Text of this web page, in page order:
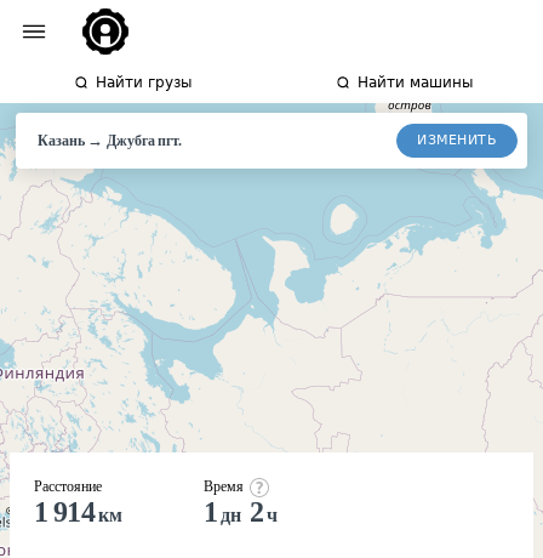
Найти грузы Найти машины
Казань→Джубгапгт. ИЗМЕНИТЬ
Расстояние
1 914км
Время
1 дн 2 ч